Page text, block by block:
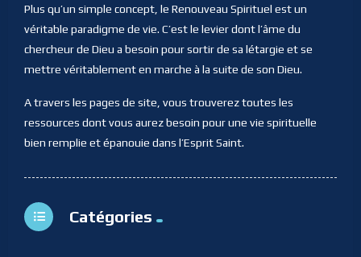
Plus qu’un simple concept, le Renouveau Spirituel est un
véritable paradigme de vie. C’est le levier dont l’âme du
chercheur de Dieu a besoin pour sortir de sa létargie et se
mettre véritablement en marche à la suite de son Dieu.
A travers les pages de site, vous trouverez toutes les
ressources dont vous aurez besoin pour une vie spirituelle
bien remplie et épanouie dans l’Esprit Saint.
Catégories